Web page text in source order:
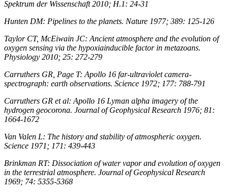
Spektrum der Wissenschaft 2010; H.1: 24-31
Hunten DM: Pipelines to the planets. Nature 1977; 389: 125-126
Taylor CT, McEiwain JC: Ancient atmosphere and the evolution of
oxygen sensing via the hypoxia­inducible factor in metazoans.
Physiology 2010; 25: 272-279
Carruthers GR, Page T: Apollo 16 far-ultraviolet camera-
spectrograph: earth observations. Science 1972; 177: 788-791
Carruthers GR et al: Apollo 16 Lyman alpha imagery of the
hydrogen geocorona. Journal of Geophysical Research 1976; 81:
1664-1672
Van Valen L: The history and stability of atmospheric oxygen.
Science 1971; 171: 439-443
Brinkman RT: Dissociation of water vapor and evolution of oxygen
in the terrestrial atmosphere. Journal of Geophysical Research
1969; 74: 5355-5368